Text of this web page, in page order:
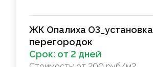
ЖК Опалиха ОЗ_установка
перегородок
Срок: от 2 дней